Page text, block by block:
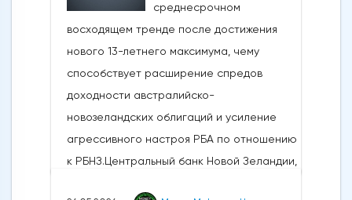
Несмотря на структурные проблемы,
связанные с нефтяным кризисом в
регионе и рекордно низким уровнем
потребительского доверия,
опубликованные в понедельник данные
показали, что производственная
активность в США растет самыми
быстрыми темпами за последние четыре
среднесрочном
восходящем тренде после достижения
нового 13-летнего максимума, чему
способствует расширение спредов
доходности австралийско-
новозеландских облигаций и усиление
агрессивного настроя РБА по отношению
к РБНЗ.Центральный банк Новой Зеландии,